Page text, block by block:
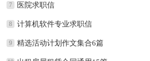
7 医院求职信
8 计算机软件专业求职信
9 精选活动计划作文集合6篇